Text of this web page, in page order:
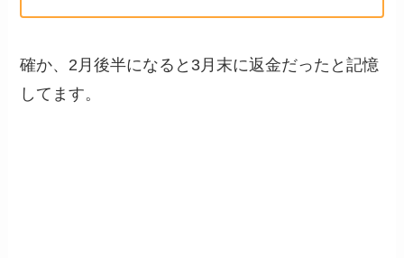
確か、2月後半になると3月末に返金だったと記憶
してます。